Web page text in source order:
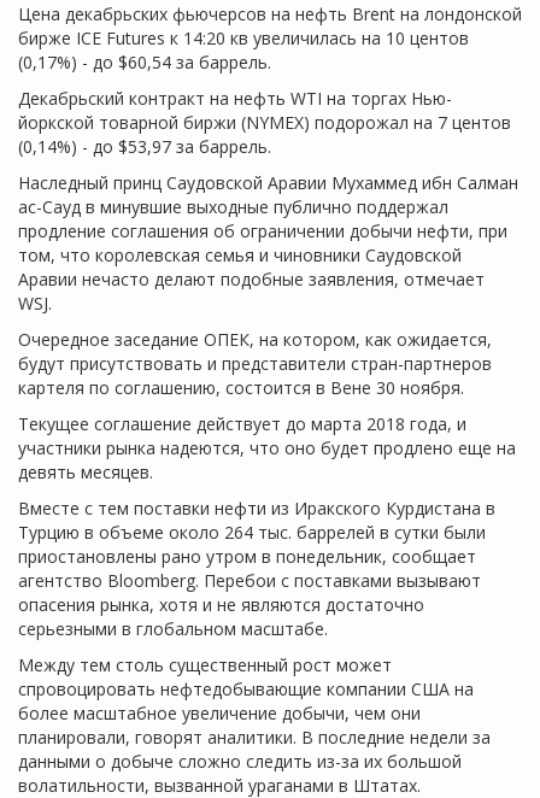
Цена декабрьских фьючерсов на нефть Brent на лондонской
бирже ICE Futures к 14:20 кв увеличилась на 10 центов
(0,17%) - до $60,54 за баррель.
Декабрьский контракт на нефть WTI на торгах Нью-
йоркской товарной биржи (NYMEX) подорожал на 7 центов
(0,14%) - до $53,97 за баррель.
Наследный принц Саудовской Аравии Мухаммед ибн Салман
ас-Сауд в минувшие выходные публично поддержал
продление соглашения об ограничении добычи нефти, при
том, что королевская семья и чиновники Саудовской
Аравии нечасто делают подобные заявления, отмечает
WSJ.
Очередное заседание ОПЕК, на котором, как ожидается,
будут присутствовать и представители стран-партнеров
картеля по соглашению, состоится в Вене 30 ноября.
Текущее соглашение действует до марта 2018 года, и
участники рынка надеются, что оно будет продлено еще на
девять месяцев.
Вместе с тем поставки нефти из Иракского Курдистана в
Турцию в объеме около 264 тыс. баррелей в сутки были
приостановлены рано утром в понедельник, сообщает
агентство Bloomberg. Перебои с поставками вызывают
опасения рынка, хотя и не являются достаточно
серьезными в глобальном масштабе.
Между тем столь существенный рост может
спровоцировать нефтедобывающие компании США на
более масштабное увеличение добычи, чем они
планировали, говорят аналитики. В последние недели за
данными о добыче сложно следить из-за их большой
волатильности, вызванной ураганами в Штатах.